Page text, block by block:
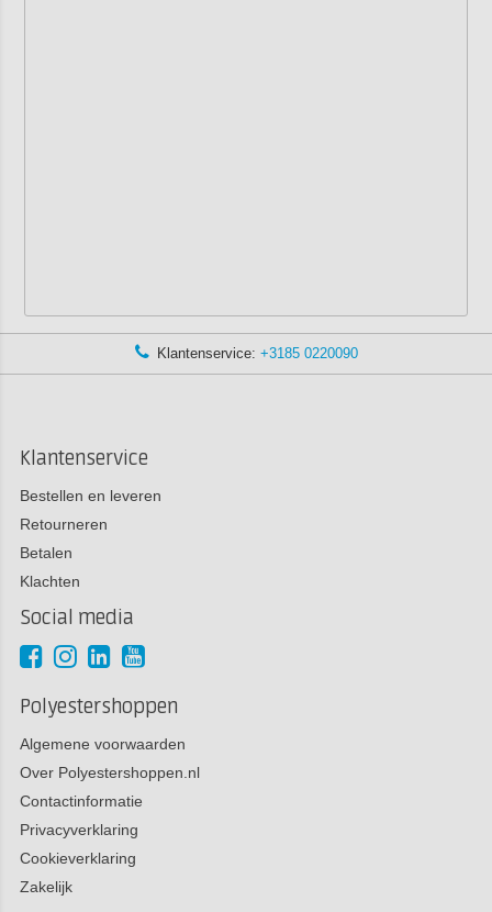
Klantenservice: +3185 0220090
Klantenservice
Bestellen en leveren
Retourneren
Betalen
Klachten
Social media
Polyestershoppen
Algemene voorwaarden
Over Polyestershoppen.nl
Contactinformatie
Privacyverklaring
Cookieverklaring
Zakelijk